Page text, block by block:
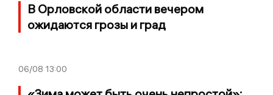
В Орловской области вечером
ожидаются грозы и град
06/08 13:00